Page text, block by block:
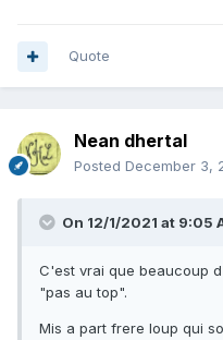
Quote
Nean dhertal
Posted December 3,
On 12/1/2021 at 9:05
C'est vrai que beaucoup
"pas au top".
Mis a part frere loup qui